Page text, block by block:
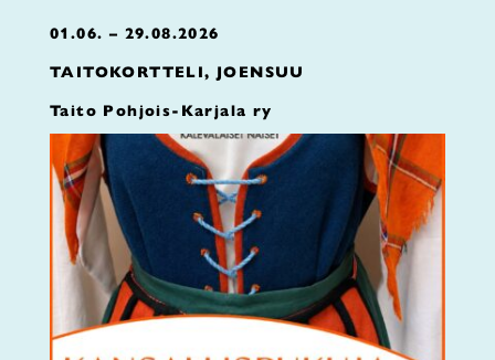
01.06. – 29.08.2026
TAITOKORTTELI, JOENSUU
Taito Pohjois-Karjala ry